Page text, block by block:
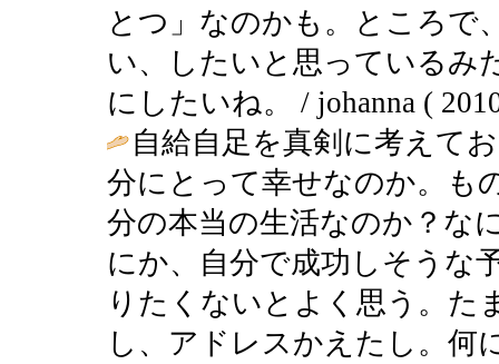
とつ」なのかも。ところで
い、したいと思っているみ
にしたいね。 / johanna (
自給自足を真剣に考えて
分にとって幸せなのか。も
分の本当の生活なのか？な
にか、自分で成功しそうな
りたくないとよく思う。た
し、アドレスかえたし。何